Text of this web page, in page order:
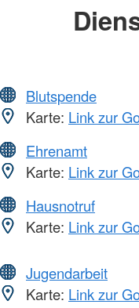
Blutspende
Karte: Link zur
Ehrenamt
Karte: Link zur
Hausnotruf
Karte: Link zur
Jugendarbeit
Karte: Link zur